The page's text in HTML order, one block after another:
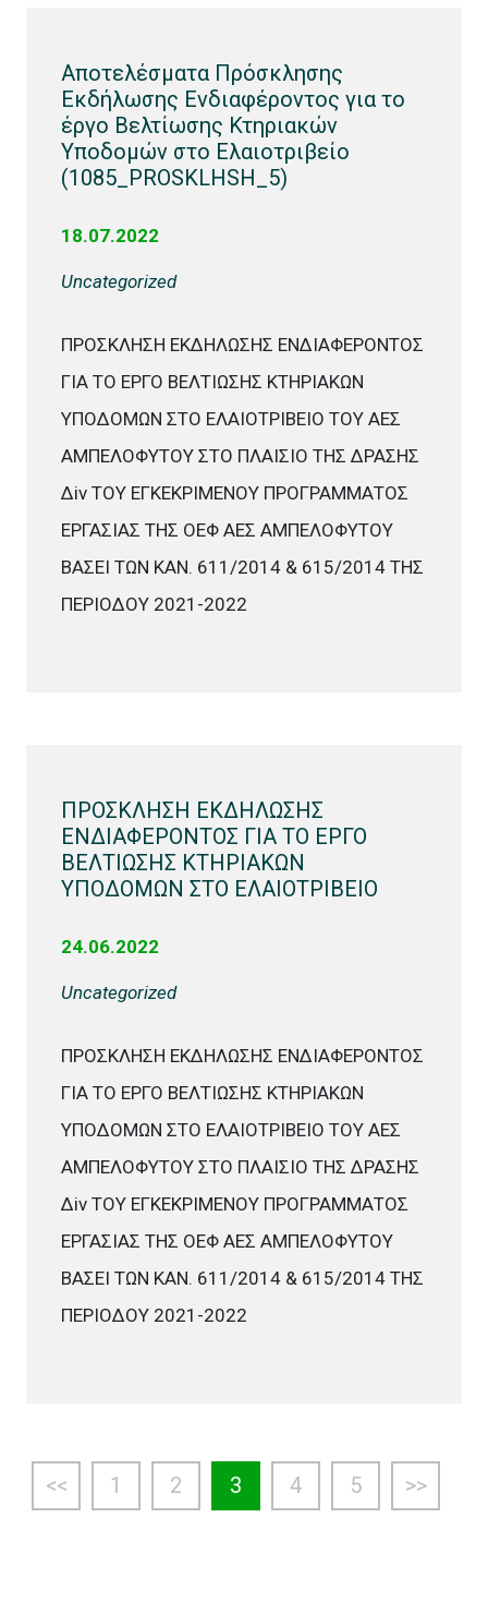
Αποτελέσματα Πρόσκλησης
Εκδήλωσης Ενδιαφέροντος για το
έργο Βελτίωσης Κτηριακών
Υποδομών στο Ελαιοτριβείο
(1085_PROSKLHSH_5)
18.07.2022
Uncategorized
ΠΡΟΣΚΛΗΣΗ ΕΚΔΗΛΩΣΗΣ ΕΝΔΙΑΦΕΡΟΝΤΟΣ
ΓΙΑ ΤΟ ΕΡΓΟ ΒΕΛΤΙΩΣΗΣ ΚΤΗΡΙΑΚΩΝ
ΥΠΟΔΟΜΩΝ ΣΤΟ ΕΛΑΙΟΤΡΙΒΕΙΟ ΤΟΥ ΑΕΣ
ΑΜΠΕΛΟΦΥΤΟΥ ΣΤΟ ΠΛΑΙΣΙΟ ΤΗΣ ΔΡΑΣΗΣ
Δiv ΤΟΥ ΕΓΚΕΚΡΙΜΕΝΟΥ ΠΡΟΓΡΑΜΜΑΤΟΣ
ΕΡΓΑΣΙΑΣ ΤΗΣ ΟΕΦ ΑΕΣ ΑΜΠΕΛΟΦΥΤΟΥ
ΒΑΣΕΙ ΤΩΝ ΚΑΝ. 611/2014 & 615/2014 ΤΗΣ
ΠΕΡΙΟΔΟΥ 2021-2022
ΠΡΟΣΚΛΗΣΗ ΕΚΔΗΛΩΣΗΣ
ΕΝΔΙΑΦΕΡΟΝΤΟΣ ΓΙΑ ΤΟ ΕΡΓΟ
ΒΕΛΤΙΩΣΗΣ ΚΤΗΡΙΑΚΩΝ
ΥΠΟΔΟΜΩΝ ΣΤΟ ΕΛΑΙΟΤΡΙΒΕΙΟ
24.06.2022
Uncategorized
ΠΡΟΣΚΛΗΣΗ ΕΚΔΗΛΩΣΗΣ ΕΝΔΙΑΦΕΡΟΝΤΟΣ
ΓΙΑ ΤΟ ΕΡΓΟ ΒΕΛΤΙΩΣΗΣ ΚΤΗΡΙΑΚΩΝ
ΥΠΟΔΟΜΩΝ ΣΤΟ ΕΛΑΙΟΤΡΙΒΕΙΟ ΤΟΥ ΑΕΣ
ΑΜΠΕΛΟΦΥΤΟΥ ΣΤΟ ΠΛΑΙΣΙΟ ΤΗΣ ΔΡΑΣΗΣ
Δiv ΤΟΥ ΕΓΚΕΚΡΙΜΕΝΟΥ ΠΡΟΓΡΑΜΜΑΤΟΣ
ΕΡΓΑΣΙΑΣ ΤΗΣ ΟΕΦ ΑEΣ ΑΜΠΕΛΟΦΥΤΟΥ
ΒΑΣΕΙ ΤΩΝ ΚΑΝ. 611/2014 & 615/2014 ΤΗΣ
ΠΕΡΙΟΔΟΥ 2021-2022
<< 1 2 3 4 5 >>